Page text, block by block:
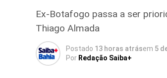
Ex-Botafogo passa a ser
Thiago Almada
Postado 13 horas atrásem 5
Por Redação Saiba+